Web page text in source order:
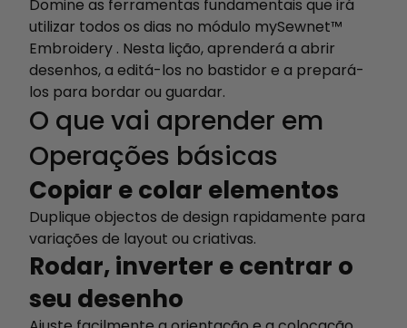
Domine as ferramentas fundamentais que irá
utilizar todos os dias no módulo mySewnet™
Embroidery . Nesta lição, aprenderá a abrir
desenhos, a editá-los no bastidor e a prepará-
los para bordar ou guardar.
O que vai aprender em
Operações básicas
Copiar e colar elementos
Duplique objectos de design rapidamente para
variações de layout ou criativas.
Rodar, inverter e centrar o
seu desenho